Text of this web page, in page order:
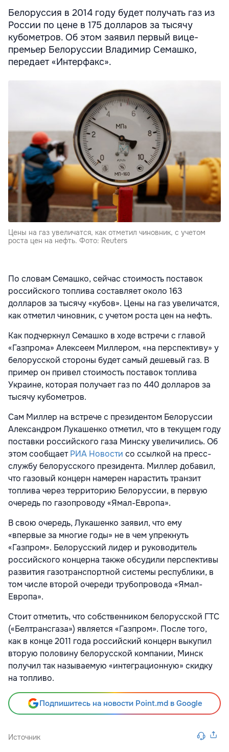
Белоруссия в 2014 году будет получать газ из
России по цене в 175 долларов за тысячу
кубометров. Об этом заявил первый вице-
премьер Белоруссии Владимир Семашко,
передает «Интерфакс».
Цены на газ увеличатся, как отметил чиновник, с учетом
роста цен на нефть. Фото: Reuters
По словам Семашко, сейчас стоимость поставок
российского топлива составляет около 163
долларов за тысячу «кубов». Цены на газ увеличатся,
как отметил чиновник, с учетом роста цен на нефть.
Как подчеркнул Семашко в ходе встречи с главой
«Газпрома» Алексеем Миллером, «на перспективу» у
белорусской стороны будет самый дешевый газ. В
пример он привел стоимость поставок топлива
Украине, которая получает газ по 440 долларов за
тысячу кубометров.
Сам Миллер на встрече с президентом Белоруссии
Александром Лукашенко отметил, что в текущем году
поставки российского газа Минску увеличились. Об
этом сообщаетРИА Новости со ссылкой на пресс-
службу белорусского президента. Миллер добавил,
что газовый концерн намерен нарастить транзит
топлива через территорию Белоруссии, в первую
очередь по газопроводу «Ямал-Европа».
В свою очередь, Лукашенко заявил, что ему
«впервые за многие годы» не в чем упрекнуть
«Газпром». Белорусский лидер и руководитель
российского концерна также обсудили перспективы
развития газотранспортной системы республики, в
том числе второй очереди трубопровода «Ямал-
Европа».
Стоит отметить, что собственником белорусской ГТС
(«Белтрансгаза») является «Газпром». После того,
как в конце 2011 года российский концерн выкупил
вторую половину белорусской компании, Минск
получил так называемую «интеграционную» скидку
на топливо.
Подпишитесь на новости Point.md в Google
Источник